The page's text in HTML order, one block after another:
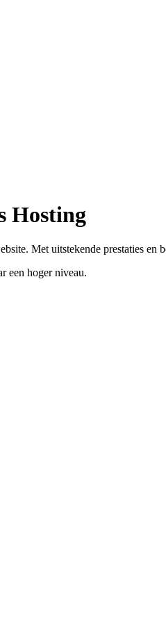
Hosting
Met uitstekende prestaties
een hoger niveau.